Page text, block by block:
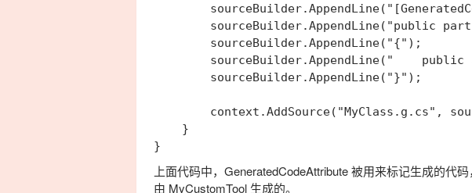
sourceBuilder.AppendLine("public
        sourceBuilder.AppendLine("{");
sourceBuilder.AppendLine("    public
        sourceBuilder.AppendLine("}");
context.AddSource("MyClass.g.cs",
    }
上面代码中， GeneratedCodeAttribute被用来标记生成的代
由 MyCustomTool生成的。